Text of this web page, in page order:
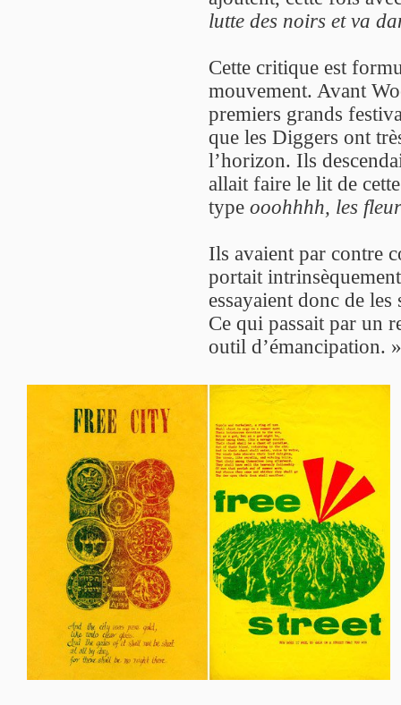
lutte des noirs et va
Cette critique est
mouvement. Avant
premiers grands
que les Diggers ont
l’horizon. Ils
allait faire le lit de
type ooohhhh, les
Ils avaient par contre
portait
essayaient donc de
Ce qui passait par un
outil d’émancipation. »